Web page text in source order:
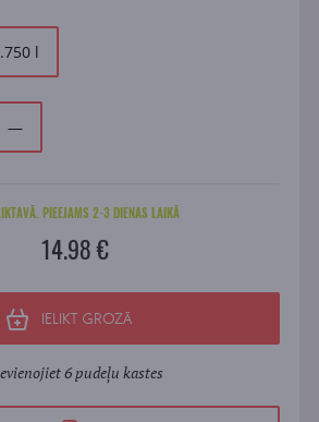
l
—
PIEEJAMS 2-3 DIENAS LAIKĀ
14.98 €
IELIKT GROZĀ
6 pudeļu kastes